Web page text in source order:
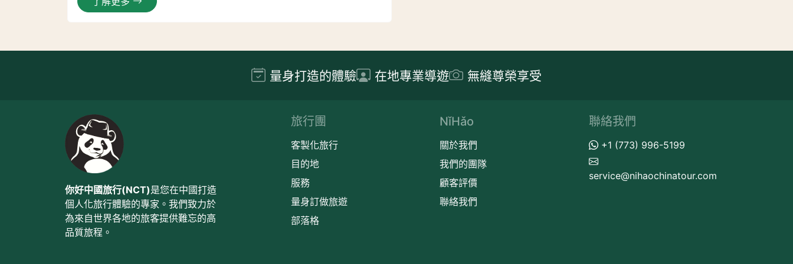
量身打造的體驗 在地專業導遊 無縫尊榮享受
你好中國旅行(NCT)是您在中國打造
個人化旅行體驗的專家。我們致力於
為來自世界各地的旅客提供難忘的高
品質旅程。
旅行團
客製化旅行
目的地
服務
量身訂做旅遊
部落格
NǐHǎo
關於我們
我們的團隊
顧客評價
聯絡我們
聯絡我們
+1 (773) 996-5199
service@nihaochinatour.com